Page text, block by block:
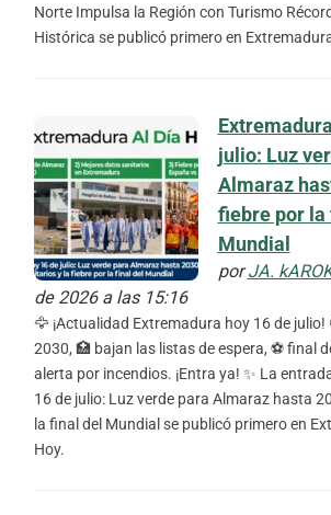
Norte Impulsa la Región con Turismo
Histórica se publicó primero en
julio: Luz
Almaraz
fiebre por la
Mundial
porJA.
de 2026 a las 15:16
🦅 ¡Actualidad Extremadura hoy 16 de
2030, 🏥 bajan las listas de espera, ⚽ final
alerta por incendios. ¡Entra ya! ✨ La
16 de julio: Luz verde para Almaraz hasta
la final del Mundial se publicó primero en
Hoy.